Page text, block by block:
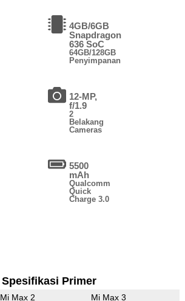
4GB/6GB
Snapdragon
636 SoC
64GB/128GB
Penyimpanan
12-MP,
f/1.9
2
Belakang
Cameras
5500
mAh
Qualcomm
Quick
Charge 3.0
Spesifikasi Primer
Mi Max 2 Mi Max 3